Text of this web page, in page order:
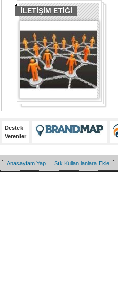
İLETİŞİM ETİĞİ
Destek
Verenler
Anasayfam Yap Sık Kullanılanlara Ekle